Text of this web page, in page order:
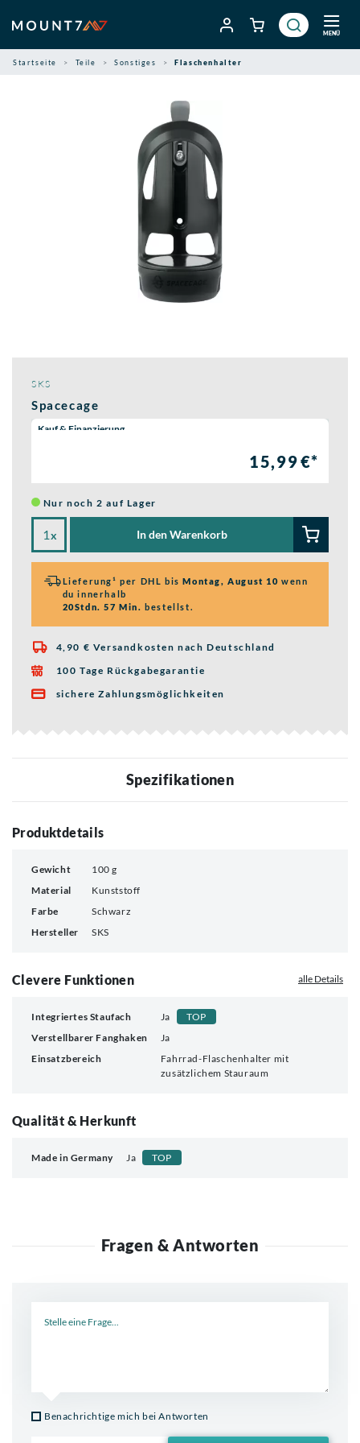
Inhalt
springen
MENÜ
Startseite Teile Sonstiges Flaschenhalter
SKS
Spacecage
Wähle eine Preisoption:
Kauf & Finanzierung
15,99 €*
Nur noch 2 auf Lager
x In den Warenkorb
Lieferung¹ per DHL bisMontag, August 10 wenn
du innerhalb
20Stdn. 57 Min. bestellst.
 4,90 € Versandkosten nach Deutschland
 100 Tage Rückgabegarantie
 sichere Zahlungsmöglichkeiten
Spezifikationen
Produktdetails
Gewicht
100 g
Material
Kunststoff
Farbe
Schwarz
Hersteller
SKS
Clevere Funktionen alle Details
Integriertes Staufach Ja
TOP
Verstellbarer Fanghaken
Ja
Einsatzbereich
Fahrrad-Flaschenhalter mit
zusätzlichem Stauraum
Qualität & Herkunft
Made in Germany Ja TOP
Fragen & Antworten
Benachrichtige mich bei Antworten